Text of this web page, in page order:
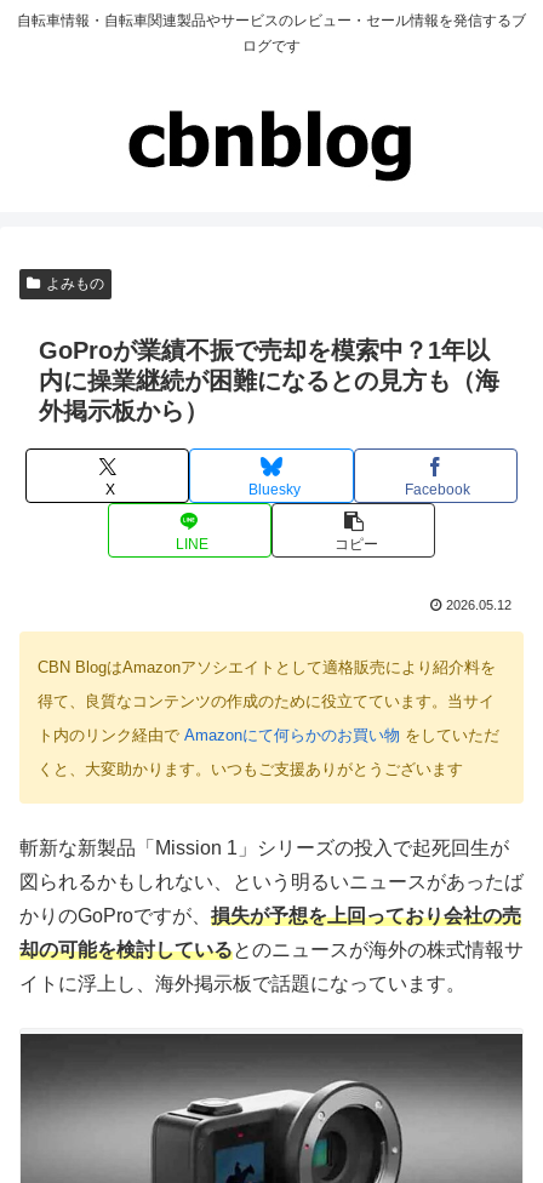
自転車情報・自転車関連製品やサービスのレビュー・セール情報を発信するブ
ログです
よみもの
GoProが業績不振で売却を模索中？1年以
内に操業継続が困難になるとの見方も（海
外掲示板から）
X Bluesky Facebook
LINE コピー
2026.05.12
CBN BlogはAmazonアソシエイトとして適格販売により紹介料を
得て、良質なコンテンツの作成のために役立てています。当サイ
ト内のリンク経由で Amazonにて何らかのお買い物 をしていただ
くと、大変助かります。いつもご支援ありがとうございます
斬新な新製品「Mission 1」シリーズの投入で起死回生が
図られるかもしれない、という明るいニュースがあったば
かりのGoProですが、 損失が予想を上回っており会社の売
却の可能を検討しているとのニュースが海外の株式情報サ
イトに浮上し、海外掲示板で話題になっています。